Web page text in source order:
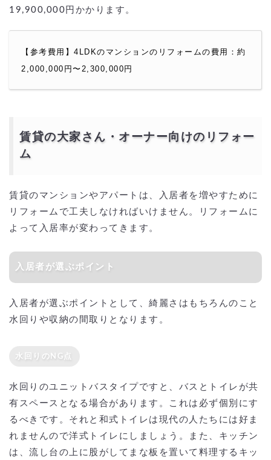
19,900,000円かかります。
【参考費用】4LDKのマンションのリフォームの費用：約
2,000,000円〜2,300,000円
賃貸の大家さん・オーナー向けのリフォー
ム
賃貸のマンションやアパートは、入居者を増やすために
リフォームで工夫しなければいけません。リフォームに
よって入居率が変わってきます。
入居者が選ぶポイント
入居者が選ぶポイントとして、綺麗さはもちろんのこと
水回りや収納の間取りとなります。
水回りのNG点
水回りのユニットバスタイプですと、バスとトイレが共
有スペースとなる場合があります。これは必ず個別にす
るべきです。それと和式トイレは現代の人たちには好ま
れませんので洋式トイレにしましょう。また、キッチン
は、流し台の上に股がしてまな板を置いて料理するキッ